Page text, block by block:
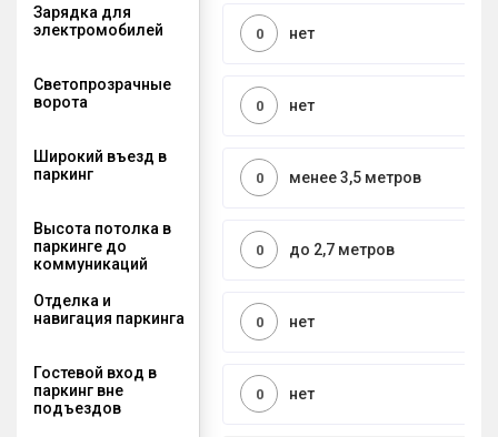
Зарядка для
электромобилей
нет
0
Светопрозрачные
ворота
нет
0
Широкий въезд в
паркинг
менее 3,5 метров
0
Высота потолка в
паркинге до
коммуникаций
до 2,7 метров
0
Отделка и
навигация паркинга
нет
0
Гостевой вход в
паркинг вне
подъездов
нет
0